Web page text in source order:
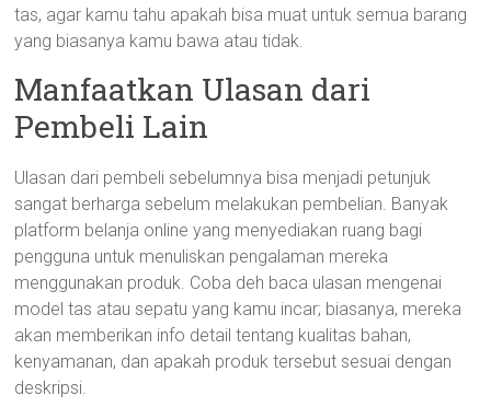
tas, agar kamu tahu apakah bisa muat untuk semua barang
yang biasanya kamu bawa atau tidak.
Manfaatkan Ulasan dari
Pembeli Lain
Ulasan dari pembeli sebelumnya bisa menjadi petunjuk
sangat berharga sebelum melakukan pembelian. Banyak
platform belanja online yang menyediakan ruang bagi
pengguna untuk menuliskan pengalaman mereka
menggunakan produk. Coba deh baca ulasan mengenai
model tas atau sepatu yang kamu incar; biasanya, mereka
akan memberikan info detail tentang kualitas bahan,
kenyamanan, dan apakah produk tersebut sesuai dengan
deskripsi.